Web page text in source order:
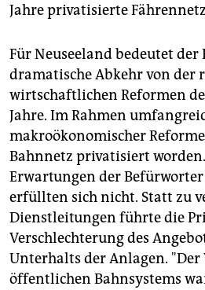
Jahre privatisierte
Für Neuseeland bedeutet der
dramatische Abkehr von der
wirtschaftlichen Reformen
Jahre. Im Rahmen
makroökonomischer
Bahnnetz privatisiert
Erwartungen der
erfüllten sich nicht. Statt zu
Dienstleitungen führte die
Verschlechterung des
Unterhalts der Anlagen. "Der
öffentlichen Bahnsystems